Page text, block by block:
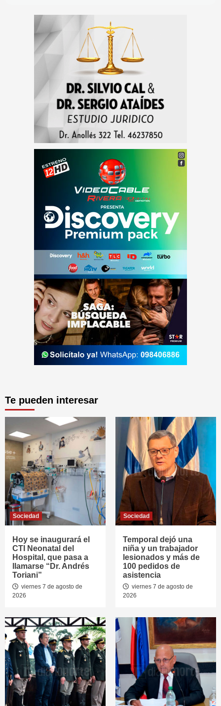
Te pueden interesar
Sociedad
Hoy se inaugurará el
CTI Neonatal del
Hospital, que pasa a
llamarse “Dr. Andrés
Toriani”
viernes 7 de agosto de
2026
Sociedad
Temporal dejó una
niña y un trabajador
lesionados y más de
100 pedidos de
asistencia
viernes 7 de agosto de
2026